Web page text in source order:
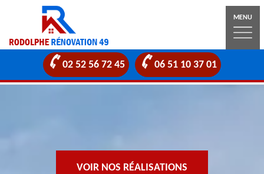
MENU
02 52 56 72 45 06 51 10 37 01
VOIR NOS RÉALISATIONS